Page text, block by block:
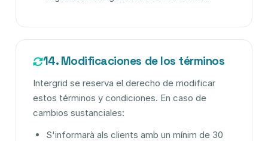
14. Modificaciones de los términos
Intergrid se reserva el derecho de modificar
estos términos y condiciones. En caso de
cambios sustanciales:
S'informarà als clients amb un mínim de 30